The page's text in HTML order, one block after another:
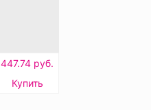
447.74 руб.
Купить